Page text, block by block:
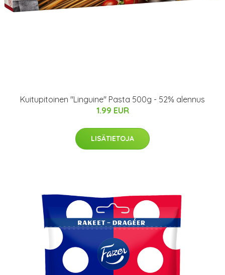
Kuitupitoinen "Linguine" Pasta 500g - 52% alennus
1.99 EUR
LISÄTIETOJA